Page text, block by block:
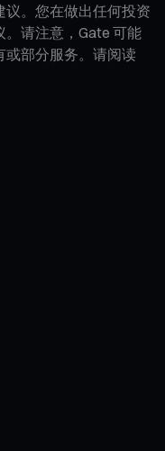
。您在做出任何投资
请注意，Gate 可能
部分服务。请阅读